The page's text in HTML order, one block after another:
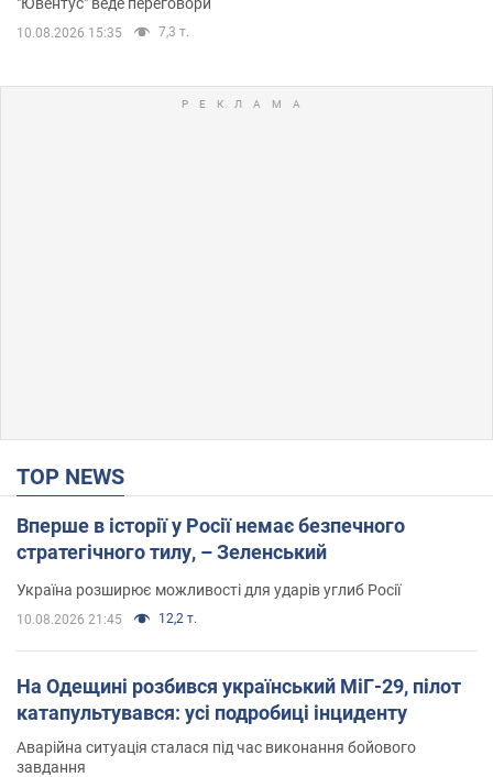
10.08.2026 15:35 7,3 т.
TOP NEWS
Вперше в історії у Росії немає безпечного
стратегічного тилу, – Зеленський
Україна розширює можливості для ударів углиб Росії
10.08.2026 21:45 12,2 т.
На Одещині розбився український МіГ-29, пілот
катапультувався: усі подробиці інциденту
Аварійна ситуація сталася під час виконання бойового
завдання